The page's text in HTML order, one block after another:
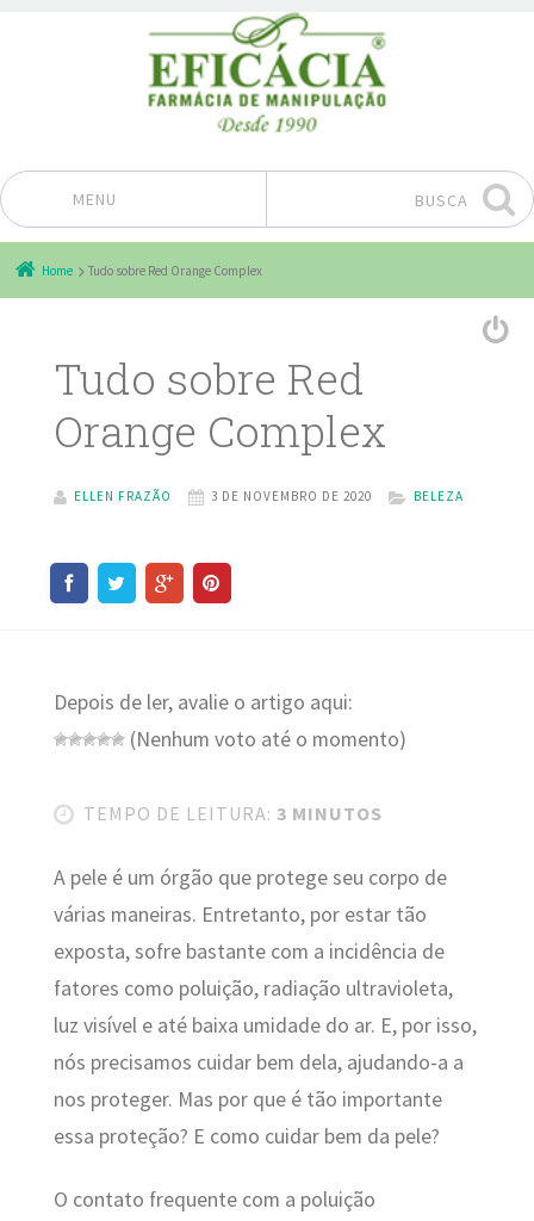
MENU
Pular para o conteúdo
BUSCA
Home Tudo sobre Red Orange Complex
Tudo sobre Red
Orange Complex
ELLEN FRAZÃO 3 DE NOVEMBRO DE 2020 BELEZA
Depois de ler, avalie o artigo aqui:
(Nenhum voto até o momento)
TEMPO DE LEITURA: 3 MINUTOS
A pele é um órgão que protege seu corpo de
várias maneiras. Entretanto, por estar tão
exposta, sofre bastante com a incidência de
fatores como poluição, radiação ultravioleta,
luz visível e até baixa umidade do ar. E, por isso,
nós precisamos cuidar bem dela, ajudando-a a
nos proteger. Mas por que é tão importante
essa proteção? E como cuidar bem da pele?
O contato frequente com a poluição